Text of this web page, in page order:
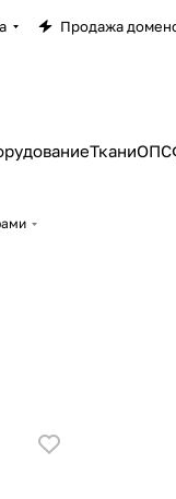
Продажа
ТканиОПС